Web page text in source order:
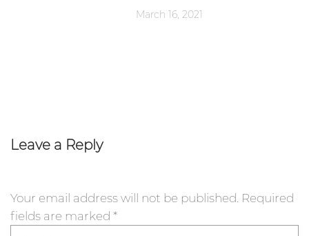
March 16, 2021
Leave a Reply
Your email address will not be published. Required
fields are marked *